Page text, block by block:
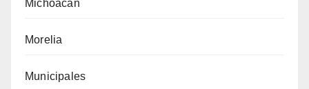
Michoacán
Morelia
Municipales